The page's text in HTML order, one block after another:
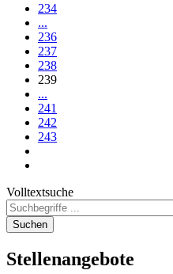
234
...
236
237
238
239
...
241
242
243
Volltextsuche
Suchen
Stellenangebote